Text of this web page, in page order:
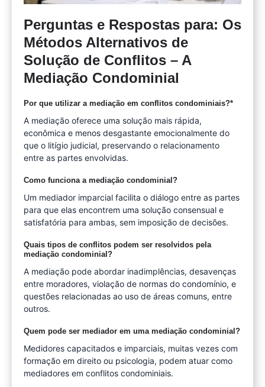
Perguntas e Respostas para: Os
Métodos Alternativos de
Solução de Conflitos – A
Mediação Condominial
Por que utilizar a mediação em conflitos condominiais?*
A mediação oferece uma solução mais rápida,
econômica e menos desgastante emocionalmente do
que o litígio judicial, preservando o relacionamento
entre as partes envolvidas.
Como funciona a mediação condominial?
Um mediador imparcial facilita o diálogo entre as partes
para que elas encontrem uma solução consensual e
satisfatória para ambas, sem imposição de decisões.
Quais tipos de conflitos podem ser resolvidos pela
mediação condominial?
A mediação pode abordar inadimplências, desavenças
entre moradores, violação de normas do condomínio, e
questões relacionadas ao uso de áreas comuns, entre
outros.
Quem pode ser mediador em uma mediação condominial?
Medidores capacitados e imparciais, muitas vezes com
formação em direito ou psicologia, podem atuar como
mediadores em conflitos condominiais.